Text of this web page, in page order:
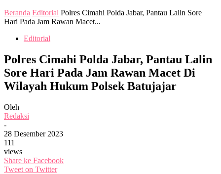
Beranda Editorial Polres Cimahi Polda Jabar, Pantau Lalin Sore
Hari Pada Jam Rawan Macet...
Editorial
Polres Cimahi Polda Jabar, Pantau Lalin
Sore Hari Pada Jam Rawan Macet Di
Wilayah Hukum Polsek Batujajar
Oleh
Redaksi
-
28 Desember 2023
111
views
Share ke Facebook
Tweet on Twitter